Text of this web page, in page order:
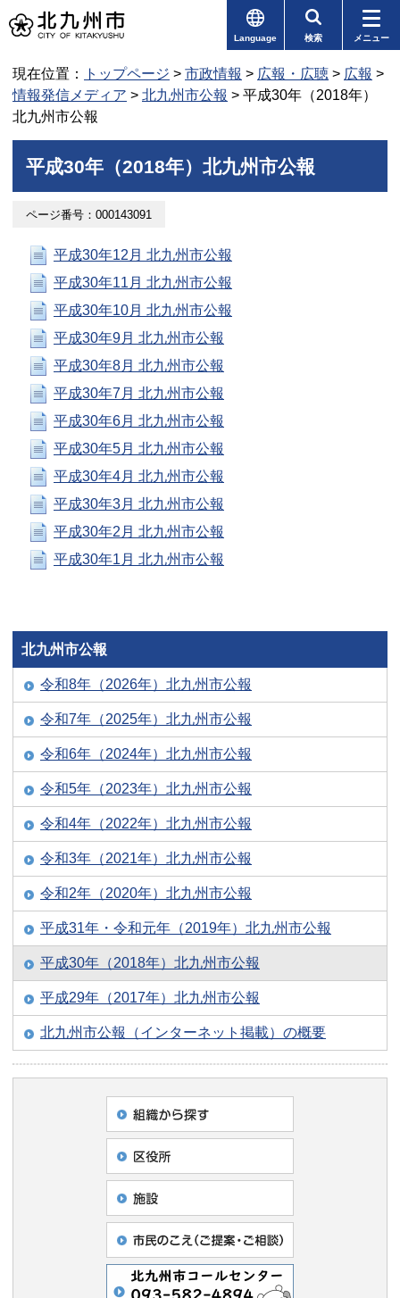
Language 検索 メニュー
現在位置： トップページ > 市政情報 > 広報・広聴 > 広報 >
情報発信メディア > 北九州市公報 > 平成30年（2018年）
北九州市公報
平成30年（2018年）北九州市公報
ページ番号：000143091
平成30年12月 北九州市公報
平成30年11月 北九州市公報
平成30年10月 北九州市公報
平成30年9月 北九州市公報
平成30年8月 北九州市公報
平成30年7月 北九州市公報
平成30年6月 北九州市公報
平成30年5月 北九州市公報
平成30年4月 北九州市公報
平成30年3月 北九州市公報
平成30年2月 北九州市公報
平成30年1月 北九州市公報
北九州市公報
令和8年（2026年）北九州市公報
令和7年（2025年）北九州市公報
令和6年（2024年）北九州市公報
令和5年（2023年）北九州市公報
令和4年（2022年）北九州市公報
令和3年（2021年）北九州市公報
令和2年（2020年）北九州市公報
平成31年・令和元年（2019年）北九州市公報
平成30年（2018年）北九州市公報
平成29年（2017年）北九州市公報
北九州市公報（インターネット掲載）の概要